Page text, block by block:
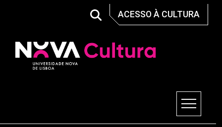
ACESSO À CULTURA